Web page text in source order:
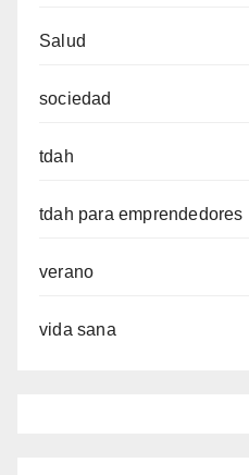
Salud
sociedad
tdah
tdah para emprendedores
verano
vida sana